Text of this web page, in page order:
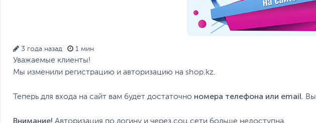
3 года назад 1 мин
Уважаемые клиенты!
Мы изменили регистрацию и авторизацию на shop.kz.
Теперь для входа на сайт вам будет достаточно номера телефона или email.
Внимание!